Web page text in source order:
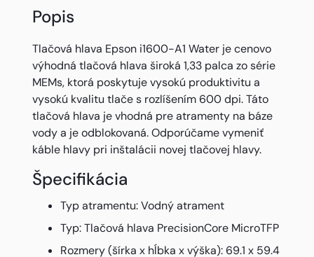
Popis
Tlačová hlava Epson i1600-A1 Water je cenovo
výhodná tlačová hlava široká 1,33 palca zo série
MEMs, ktorá poskytuje vysokú produktivitu a
vysokú kvalitu tlače s rozlíšením 600 dpi. Táto
tlačová hlava je vhodná pre atramenty na báze
vody a je odblokovaná. Odporúčame vymeniť
káble hlavy pri inštalácii novej tlačovej hlavy.
Špecifikácia
Typ atramentu: Vodný atrament
Typ: Tlačová hlava PrecisionCore MicroTFP
Rozmery (šírka x hĺbka x výška): 69.1 x 59.4